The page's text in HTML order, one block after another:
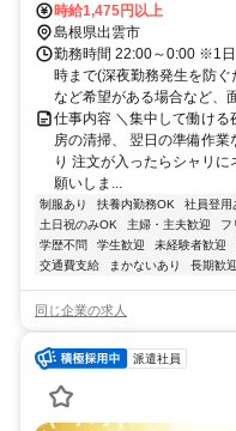
時給1,475円以上
島根県出雲市
勤務時間 22:00～0:00 ※1
時まで(深夜勤務発生を防
など希望がある場合など、
仕事内容 ＼集中して働け
房の清掃、 翌日の準備作
り 注文が入ったらシャリ
願いしま...
制服あり 扶養内勤務OK 社員登用
土日祝のみOK
主婦・主夫歓迎 フ
学歴不問
学生歓迎 未経験者歓迎
交通費支給
まかないあり 長期歓迎
同じ企業の求人
派遣社員